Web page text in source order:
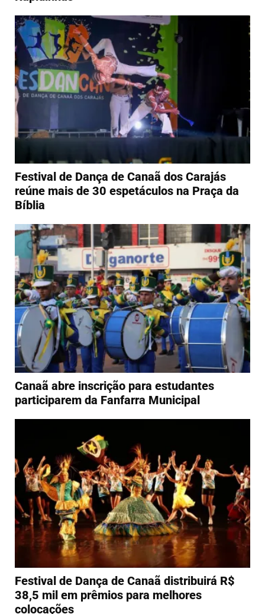
Festival de Dança de Canaã dos Carajás
reúne mais de 30 espetáculos na Praça da
Bíblia
Canaã abre inscrição para estudantes
participarem da Fanfarra Municipal
Festival de Dança de Canaã distribuirá R$
38,5 mil em prêmios para melhores
colocações